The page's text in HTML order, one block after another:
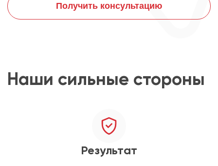
Получить консультацию
Наши сильные стороны
Результат